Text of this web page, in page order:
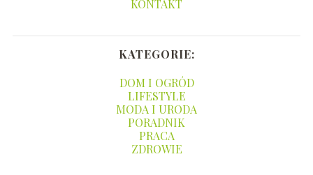
KONTAKT
KATEGORIE:
DOM I OGRÓD
LIFESTYLE
MODA I URODA
PORADNIK
PRACA
ZDROWIE